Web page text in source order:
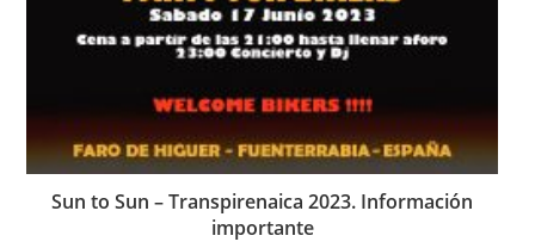
Sun to Sun – Transpirenaica 2023. Información
importante